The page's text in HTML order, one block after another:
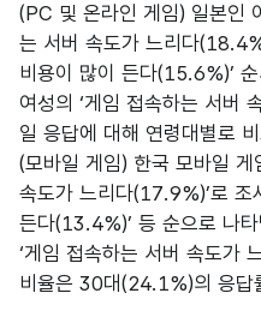
(PC 및 온라인 게임) 일본인
는 서버 속도가 느리다
비용이 많이 든다(15.6%)’
여성의 ‘게임 접속하는 서버
일 응답에 대해 연령대별로
(모바일 게임) 한국 모바일
속도가 느리다(17.9%)’로 조
든다(13.4%)’ 등 순으로 나
‘게임 접속하는 서버 속도가
비율은 30대(24.1%)의 응답